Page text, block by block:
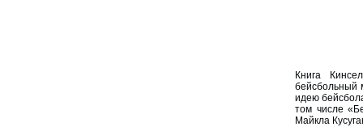
Книга
бейсбольный
идею
том числе
Майкла